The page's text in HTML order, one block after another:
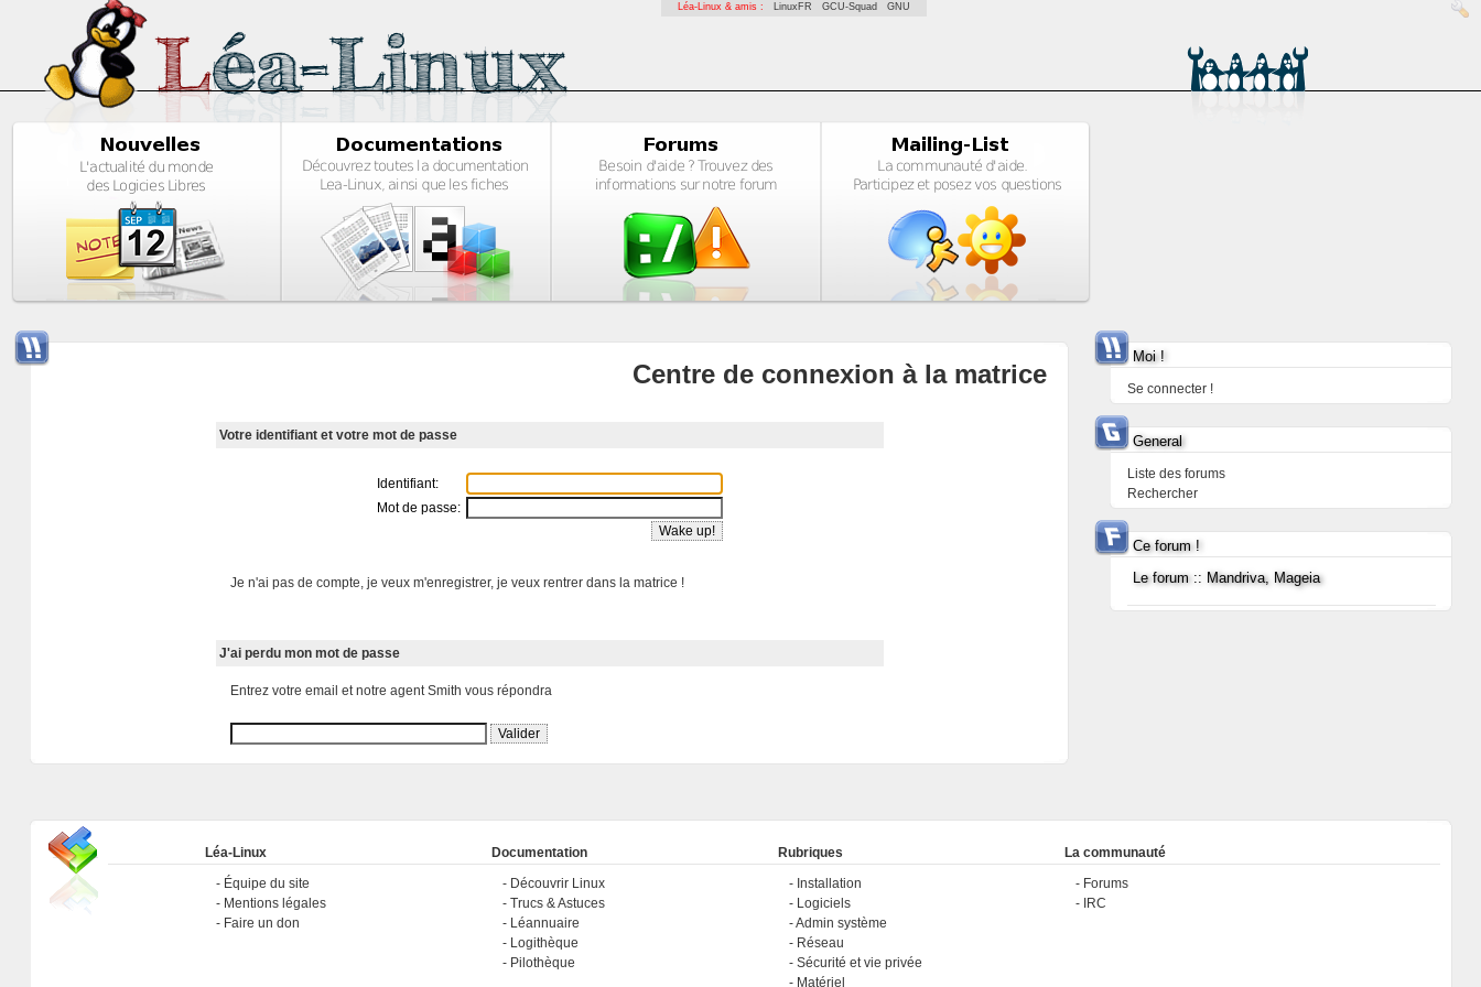
Léa-Linux & amis : LinuxFR GCU-Squad GNU
Centre de connexion à la matrice
Votre identifiant et votre mot de passe
Identifiant:
Mot de passe:
Je n'ai pas de compte, je veux m'enregistrer, je veux rentrer dans la matrice !
J'ai perdu mon mot de passe
Entrez votre email et notre agent Smith vous répondra
Moi !
Se connecter !
General
Liste des forums
Rechercher
Ce forum !
Le forum :: Mandriva, Mageia
Léa-Linux
Équipe du site
Mentions légales
Faire un don
Documentation
Découvrir Linux
Trucs & Astuces
Léannuaire
Logithèque
Pilothèque
Rubriques
Installation
Logiciels
Admin système
Réseau
Sécurité et vie privée
Matériel
La communauté
Forums
IRC